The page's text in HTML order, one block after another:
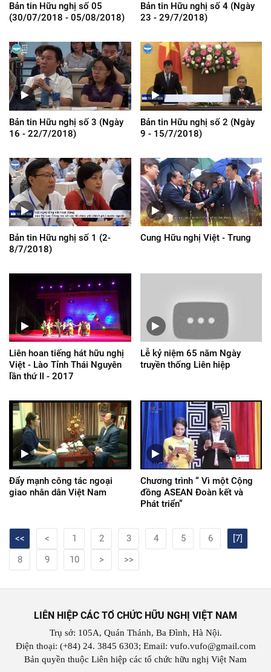
Bản tin Hữu nghị số 05
(30/07/2018 - 05/08/2018)
Bản tin Hữu nghị số 4 (Ngày
23 - 29/7/2018)
Bản tin Hữu nghị số 3 (Ngày
16 - 22/7/2018)
Bản tin Hữu nghị số 2 (Ngày
9 - 15/7/2018)
Bản tin Hữu nghị số 1 (2-
8/7/2018)
Cung Hữu nghị Việt - Trung
Liên hoan tiếng hát hữu nghị
Việt - Lào Tỉnh Thái Nguyên
lần thứ II - 2017
Lễ kỷ niệm 65 năm Ngày
truyền thống Liên hiệp
Đẩy mạnh công tác ngoại
giao nhân dân Việt Nam
Chương trình “ Vì một Cộng
đồng ASEAN Đoàn kết và
Phát triển”
<< < 1 2 3 4 5 6
[7]
8
9 10 > >>
LIÊN HIỆP CÁC TỔ CHỨC HỮU NGHỊ VIỆT NAM
Trụ sở: 105A, Quán Thánh, Ba Đình, Hà Nội.
Điện thoại: (+84) 24. 3845 6303; Email: vufo.vufo@gmail.com
Bản quyền thuộc Liên hiệp các tổ chức hữu nghị Việt Nam